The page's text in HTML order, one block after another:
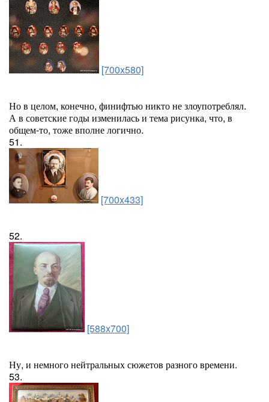
[700x580]
Но в целом, конечно, финифтью никто не злоупотреблял.
А в советские годы изменилась и тема рисунка, что, в
общем-то, тоже вполне логично.
51.
[700x433]
52.
[588x700]
Ну, и немного нейтральных сюжетов разного времени.
53.